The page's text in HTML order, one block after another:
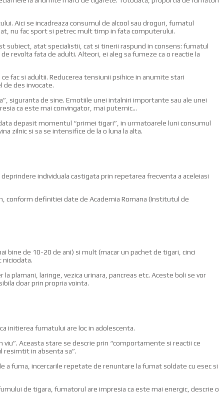
Aici se incadreaza consumul de alcool sau droguri, fumatul
nu fac sport si petrec mult timp in fata computerului.
subiect, atat specialistii, cat si tinerii raspund in consens: fumatul
revolta fata de adulti. Alteori, ei aleg sa fumeze ca o reactie la
fac si adultii. Reducerea tensiunii psihice in anumite stari
des invocate.
siguranta de sine. Emotiile unei intalniri importante sau ale unei
ca este mai convingator, mai puternic…
depasit momentul “primei tigari”, in urmatoarele luni consumul
zilnic si sa se intensifice de la o luna la alta.
individuala castigata prin repetarea frecventa a aceleiasi
conform definitiei date de Academia Romana (Institutul de
bine de 10-20 de ani) si mult (macar un pachet de tigari, cinci
niciodata.
plamani, laringe, vezica urinara, pancreas etc. Aceste boli se vor
doar prin propria vointa.
initierea fumatului are loc in adolescenta.
Aceasta stare se descrie prin “comportamente si reactii ce
in absenta sa”.
fuma, incercarile repetate de renuntare la fumat soldate cu esec si
de tigara, fumatorul are impresia ca este mai energic, descrie o